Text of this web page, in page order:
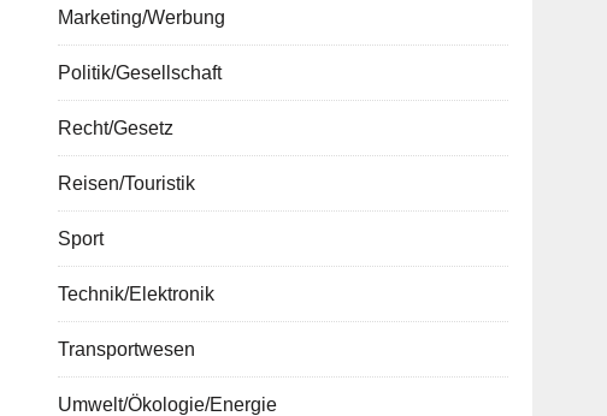
Marketing/Werbung
Politik/Gesellschaft
Recht/Gesetz
Reisen/Touristik
Sport
Technik/Elektronik
Transportwesen
Umwelt/Ökologie/Energie